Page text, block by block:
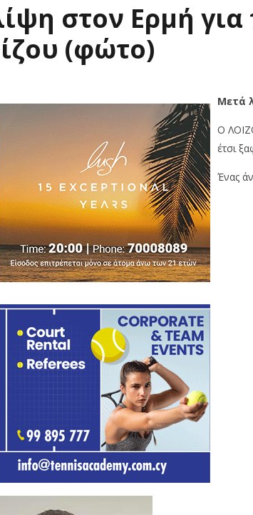
στον Ερμή
(φώτο)
Μετά
Ο
έτσι
Ένας